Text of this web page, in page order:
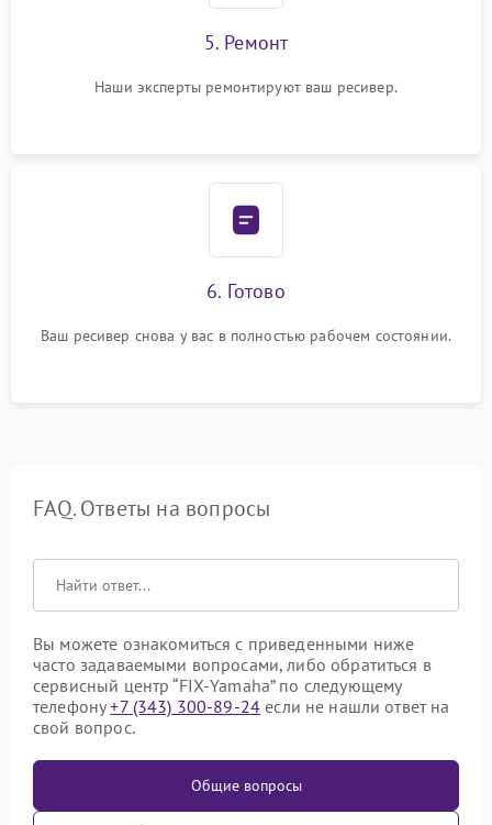
5. Ремонт
Наши эксперты ремонтируют ваш ресивер.
6. Готово
Ваш ресивер снова у вас в полностью рабочем состоянии.
FAQ. Ответы на вопросы
Вы можете ознакомиться с приведенными ниже
часто задаваемыми вопросами, либо обратиться в
сервисный центр “FIX-Yamaha” по следующему
телефону+7 (343) 300-89-24 если не нашли ответ на
свой вопрос.
Общие вопросы